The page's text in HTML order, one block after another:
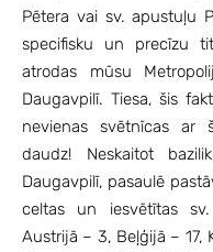
Pētera vai sv. apustuļu
specifisku un precīzu
atrodas mūsu
Daugavpilī. Tiesa, šis
nevienas svētnīcas ar
daudz! Neskaitot
Daugavpilī, pasaulē
celtas un iesvētītas
Austrijā – 3, Beļģijā – 17,